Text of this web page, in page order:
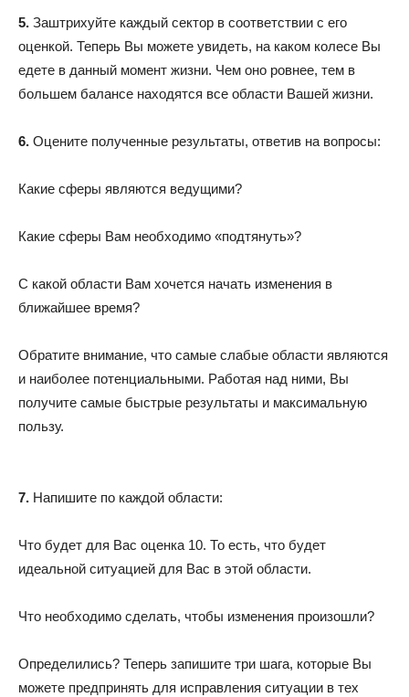
5. Заштрихуйте каждый сектор в соответствии с его
оценкой. Теперь Вы можете увидеть, на каком колесе Вы
едете в данный момент жизни. Чем оно ровнее, тем в
большем балансе находятся все области Вашей жизни.
6. Оцените полученные результаты, ответив на вопросы:
Какие сферы являются ведущими?
Какие сферы Вам необходимо «подтянуть»?
С какой области Вам хочется начать изменения в
ближайшее время?
Обратите внимание, что самые слабые области являются
и наиболее потенциальными. Работая над ними, Вы
получите самые быстрые результаты и максимальную
пользу.
7. Напишите по каждой области:
Что будет для Вас оценка 10. То есть, что будет
идеальной ситуацией для Вас в этой области.
Что необходимо сделать, чтобы изменения произошли?
Определились? Теперь запишите три шага, которые Вы
можете предпринять для исправления ситуации в тех